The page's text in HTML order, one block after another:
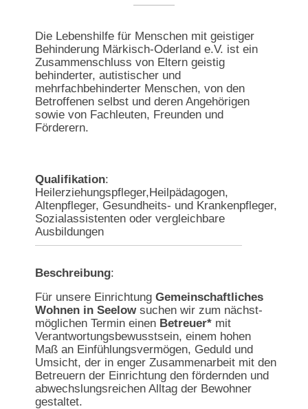
Die Lebenshilfe für Menschen mit geistiger
Behinderung Märkisch-Oderland e.V. ist ein
Zusammenschluss von Eltern geistig
behinderter, autistischer und
mehrfachbehinderter Menschen, von den
Betroffenen selbst und deren Angehörigen
sowie von Fachleuten, Freunden und
Förderern.
Qualifikation:
Heilerziehungspfleger,Heilpädagogen,
Altenpfleger, Gesundheits- und Krankenpfleger,
Sozialassistenten oder vergleichbare
Ausbildungen
Beschreibung:
Für unsere Einrichtung Gemeinschaftliches
Wohnen in Seelowsuchen wir zum nächst-
möglichen Termin einen Betreuer*mit
Verantwortungsbewusstsein, einem hohen
Maß an Einfühlungsvermögen, Geduld und
Umsicht, der in enger Zusammenarbeit mit den
Betreuern der Einrichtung den fördernden und
abwechslungsreichen Alltag der Bewohner
gestaltet.